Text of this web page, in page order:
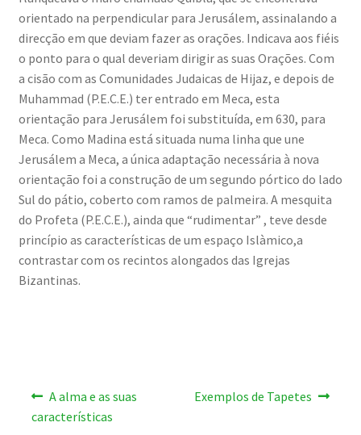
orientado na perpendicular para Jerusálem, assinalando a
direcção em que deviam fazer as orações. Indicava aos fiéis
o ponto para o qual deveriam dirigir as suas Orações. Com
a cisão com as Comunidades Judaicas de Hijaz, e depois de
Muhammad (P.E.C.E.) ter entrado em Meca, esta
orientação para Jerusálem foi substituída, em 630, para
Meca. Como Madina está situada numa linha que une
Jerusálem a Meca, a única adaptação necessária à nova
orientação foi a construção de um segundo pórtico do lado
Sul do pátio, coberto com ramos de palmeira. A mesquita
do Profeta (P.E.C.E.), ainda que “rudimentar” , teve desde
princípio as características de um espaço Islàmico,a
contrastar com os recintos alongados das Igrejas
Bizantinas.
Navegação
de
Artigo
anterior:
A alma e as suas
características
Artigo
Exemplos de Tapetes